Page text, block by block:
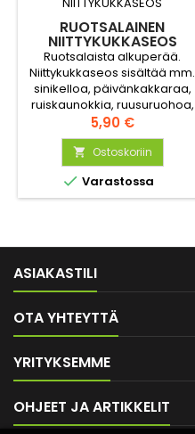
RUOTSALAINEN
NIITTYKUKKASEOS
Ruotsalaista alkuperää.
Niittykukkaseos sisältää mm.
sinikelloa, päivänkakkaraa,
ruiskaunokkia, ruusuruohoa,
myskimalvaa ja
kesämaitiaista. Sopii
puutarhan villimpään osaan.
Houkuttelee hyönteisiä.
Hinta
5,90 €
 Ostoskoriin
 Varastossa
ASIAKASTILI
OTA YHTEYTTÄ
YRITYKSEMME
OHJEET JA ARTIKKELIT